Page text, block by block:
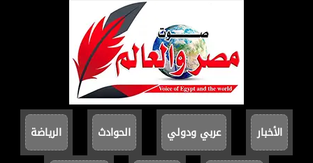
الأخبار عربي ودولي الحوادث الرياضة